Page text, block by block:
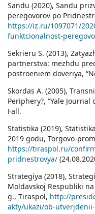
Sandu (2020), Sandu
peregovorov po
https://iz.ru/1097071/
funktcionalnost-
Sekrieru S. (2013),
partnerstva: mezhdu
postroeniem doveriya,
Skordas A. (2005),
Periphery?, “Yale
Fall.
Statistika (2019),
2019 godu, Torgovo-
https://tiraspol.ru/
pridnestrovya/
Strategiya (2018),
Moldavskoj Respubliki
g., Tiraspol, http://
akty/ukazi/ob-